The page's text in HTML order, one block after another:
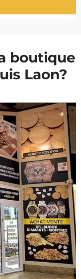
boutique
Laon?